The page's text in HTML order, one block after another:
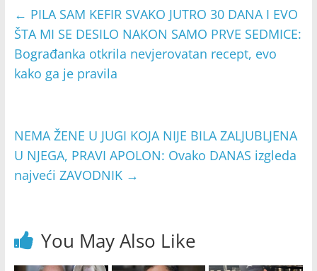
← PILA SAM KEFIR SVAKO JUTRO 30 DANA I EVO
ŠTA MI SE DESILO NAKON SAMO PRVE SEDMICE:
Bograđanka otkrila nevjerovatan recept, evo
kako ga je pravila
NEMA ŽENE U JUGI KOJA NIJE BILA ZALJUBLJENA
U NJEGA, PRAVI APOLON: Ovako DANAS izgleda
najveći ZAVODNIK →
You May Also Like